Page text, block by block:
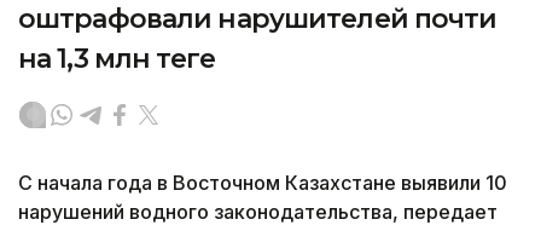
оштрафовали нарушителей почти
на 1,3 млн теңге
С начала года в Восточном Казахстане выявили 10
нарушений водного законодательства, передает